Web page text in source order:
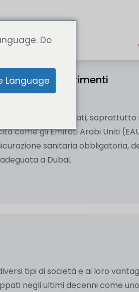
Lingua
e suggerimenti
e gli espatriati,
come gli Emirati Arabi Uniti
sanitaria obbligatoria,
a Dubai.
tipi di società e ai loro
negli ultimi decenni come
Do
Language